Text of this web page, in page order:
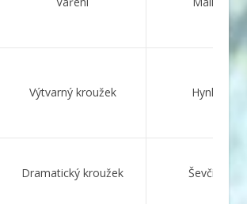
Výtvarný kroužek Hynková
Dramatický kroužek Ševčíková